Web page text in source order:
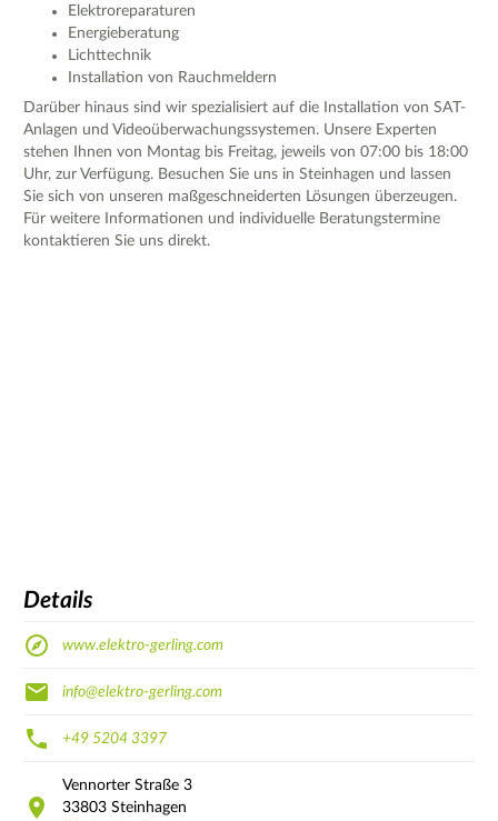
Elektroreparaturen
Energieberatung
Lichttechnik
Installation von Rauchmeldern
Darüber hinaus sind wir spezialisiert auf die Installation von SAT-
Anlagen und Videoüberwachungssystemen. Unsere Experten
stehen Ihnen von Montag bis Freitag, jeweils von 07:00 bis 18:00
Uhr, zur Verfügung. Besuchen Sie uns in Steinhagen und lassen
Sie sich von unseren maßgeschneiderten Lösungen überzeugen.
Für weitere Informationen und individuelle Beratungstermine
kontaktieren Sie uns direkt.
Details
www.elektro-gerling.com
info@elektro-gerling.com
+49 5204 3397
Vennorter Straße 3
33803 Steinhagen